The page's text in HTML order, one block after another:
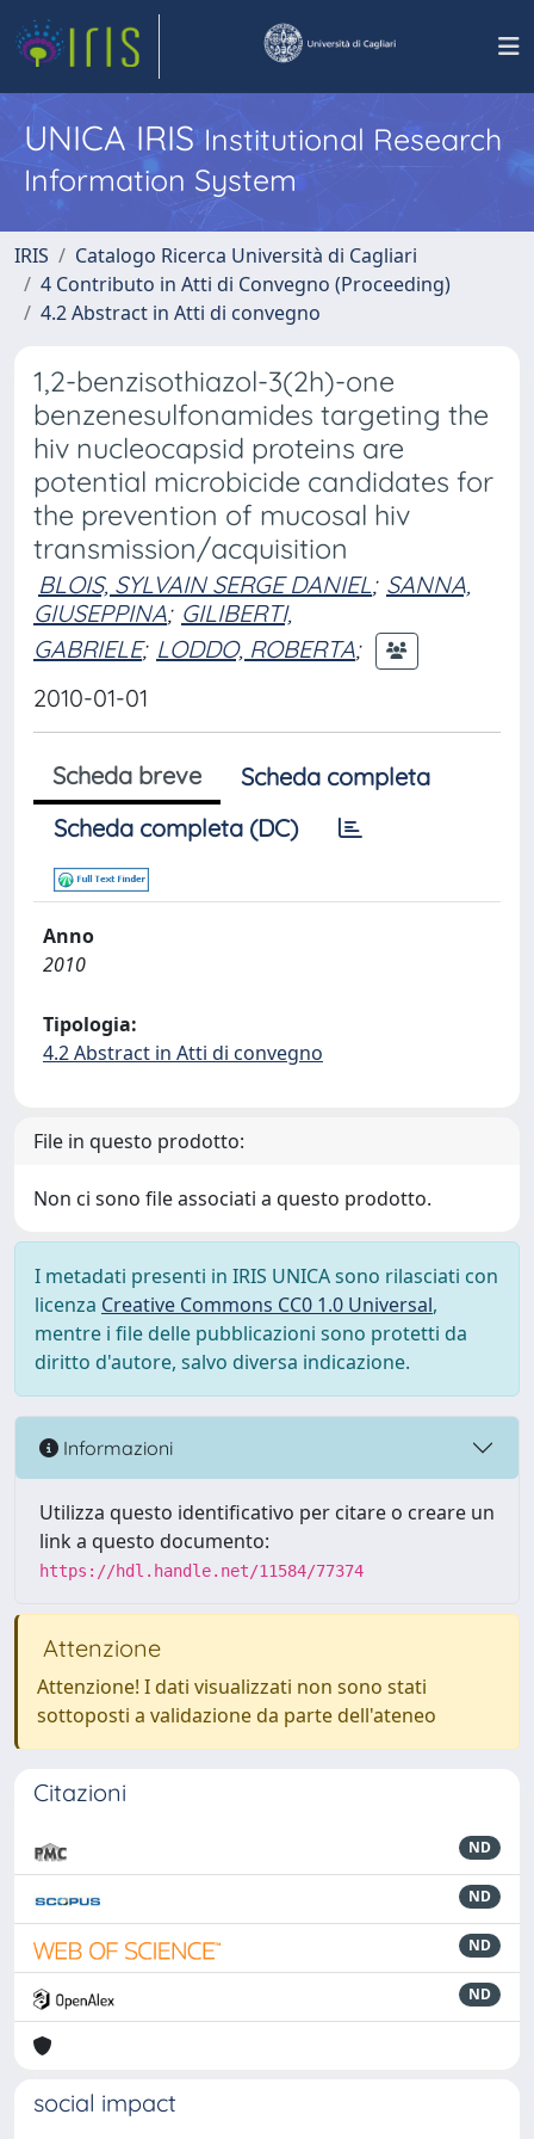
UNICA IRISInstitutional Research
Information System
IRIS
Catalogo Ricerca Università di Cagliari
4 Contributo in Atti di Convegno (Proceeding)
4.2 Abstract in Atti di convegno
1,2-benzisothiazol-3(2h)-one
benzenesulfonamides targeting the
hiv nucleocapsid proteins are
potential microbicide candidates for
the prevention of mucosal hiv
transmission/acquisition
BLOIS, SYLVAIN SERGE DANIEL; SANNA,
GIUSEPPINA; GILIBERTI,
GABRIELE; LODDO, ROBERTA;
2010-01-01
Scheda breve
Scheda completa
Scheda completa (DC)
Anno
2010
Tipologia:
4.2 Abstract in Atti di convegno
File in questo prodotto:
Non ci sono file associati a questo prodotto.
I metadati presenti in IRIS UNICA sono rilasciati con
licenza Creative Commons CC0 1.0 Universal,
mentre i file delle pubblicazioni sono protetti da
diritto d'autore, salvo diversa indicazione.
Informazioni
Utilizza questo identificativo per citare o creare un
link a questo documento:
https://hdl.handle.net/11584/77374
Attenzione
Attenzione! I dati visualizzati non sono stati
sottoposti a validazione da parte dell'ateneo
Citazioni
ND
ND
ND
ND
social impact